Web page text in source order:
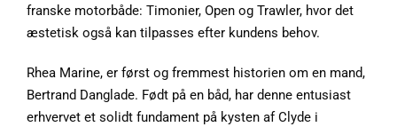
franske motorbåde: Timonier, Open og Trawler, hvor det
æstetisk også kan tilpasses efter kundens behov.
Rhea Marine, er først og fremmest historien om en mand,
Bertrand Danglade. Født på en båd, har denne entusiast
erhvervet et solidt fundament på kysten af ​​Clyde i